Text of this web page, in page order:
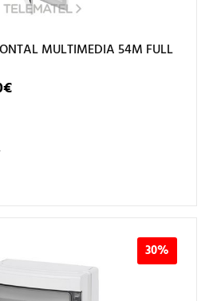
MULTIMEDIA 54M FULL
€EL
PRECIO
30%